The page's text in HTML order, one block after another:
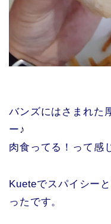
バンズにはさまれた
ー♪
肉食ってる！って感
Kueteでスパイシー
ったです。